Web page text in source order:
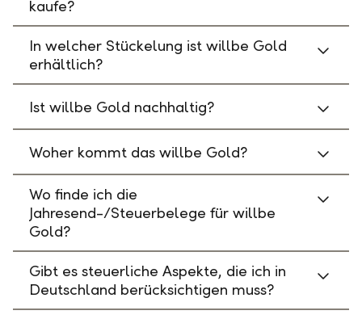
kaufe?
In welcher Stückelung ist willbe Gold
erhältlich?
Ist willbe Gold nachhaltig?
Woher kommt das willbe Gold?
Wo finde ich die
Jahresend-/Steuerbelege für willbe
Gold?
Gibt es steuerliche Aspekte, die ich in
Deutschland berücksichtigen muss?